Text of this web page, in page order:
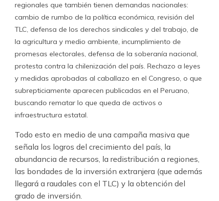
regionales que también tienen demandas nacionales:
cambio de rumbo de la política económica, revisión del
TLC, defensa de los derechos sindicales y del trabajo, de
la agricultura y medio ambiente, incumplimiento de
promesas electorales, defensa de la soberanía nacional,
protesta contra la chilenización del país. Rechazo a leyes
y medidas aprobadas al caballazo en el Congreso, o que
subrepticiamente aparecen publicadas en el Peruano,
buscando rematar lo que queda de activos o
infraestructura estatal.
Todo esto en medio de una campaña masiva que
señala los logros del crecimiento del país, la
abundancia de recursos, la redistribución a regiones,
las bondades de la inversión extranjera (que además
llegará a raudales con el TLC) y la obtención del
grado de inversión.